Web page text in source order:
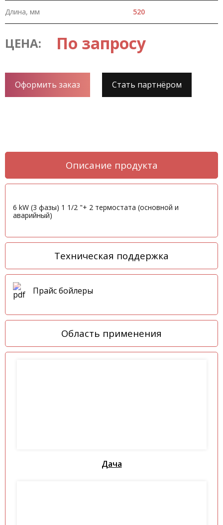
Длина, мм 520
ЦЕНА: По запросу
Оформить заказ Стать партнёром
Описание продукта
6 kW (3 фазы) 1 1/2 "+ 2 термостата (основной и
аварийный)
Техническая поддержка
Прайс бойлеры
Область применения
Дача